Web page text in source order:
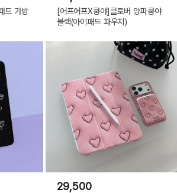
드 가방
[어프어프X쿵야]클로버 양파쿵야
블랙(아이패드 파우치)
29,500